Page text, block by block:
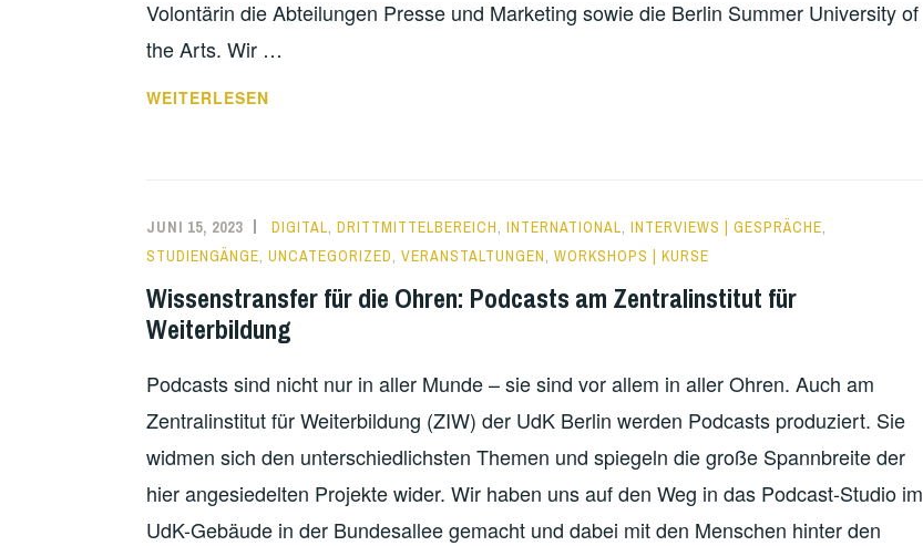
Volontärin die Abteilungen Presse und Marketing sowie die Berlin Summer University of
the Arts. Wir …
DREI
VOR
WEITERLESEN
JUNI 15, 2023 DIGITAL, DRITTMITTELBEREICH, INTERNATIONAL, INTERVIEWS | GESPRÄCHE,
STUDIENGÄNGE, UNCATEGORIZED, VERANSTALTUNGEN, WORKSHOPS | KURSE
Wissenstransfer für die Ohren: Podcasts am Zentralinstitut für
Weiterbildung
Podcasts sind nicht nur in aller Munde – sie sind vor allem in aller Ohren. Auch am
Zentralinstitut für Weiterbildung (ZIW) der UdK Berlin werden Podcasts produziert. Sie
widmen sich den unterschiedlichsten Themen und spiegeln die große Spannbreite der
hier angesiedelten Projekte wider. Wir haben uns auf den Weg in das Podcast-Studio im
UdK-Gebäude in der Bundesallee gemacht und dabei mit den Menschen hinter den